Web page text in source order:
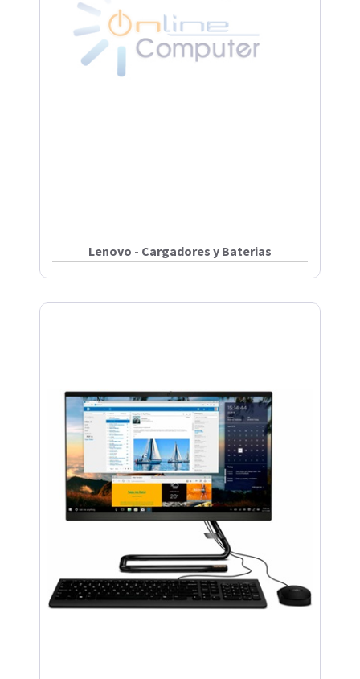
Lenovo - Cargadores y Baterias